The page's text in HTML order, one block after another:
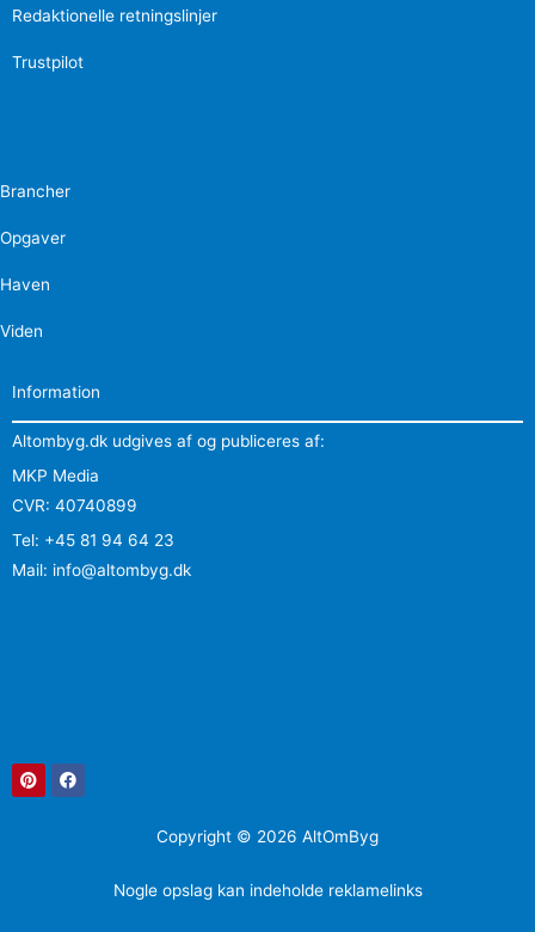
Redaktionelle retningslinjer
Trustpilot
Brancher
Opgaver
Haven
Viden
Information
Altombyg.dk udgives af og publiceres af:
MKP Media
CVR: 40740899
Tel: +45 81 94 64 23
Mail: info@altombyg.dk
PinterestFacebook
Copyright © 2026 AltOmByg
Nogle opslag kan indeholde reklamelinks